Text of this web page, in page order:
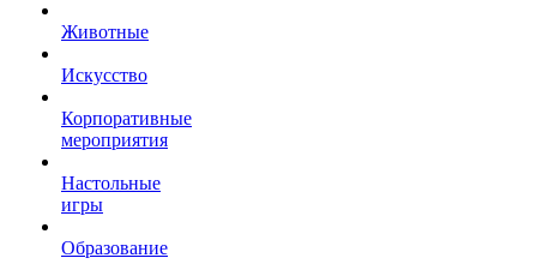
Животные
Искусство
Корпоративные
мероприятия
Настольные
игры
Образование